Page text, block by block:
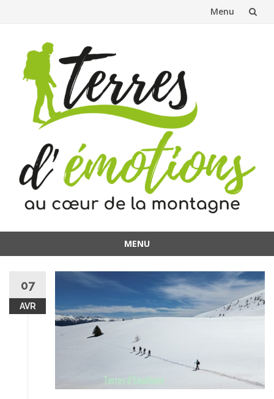
Menu
contenu
MENU
contenu
07
AVR